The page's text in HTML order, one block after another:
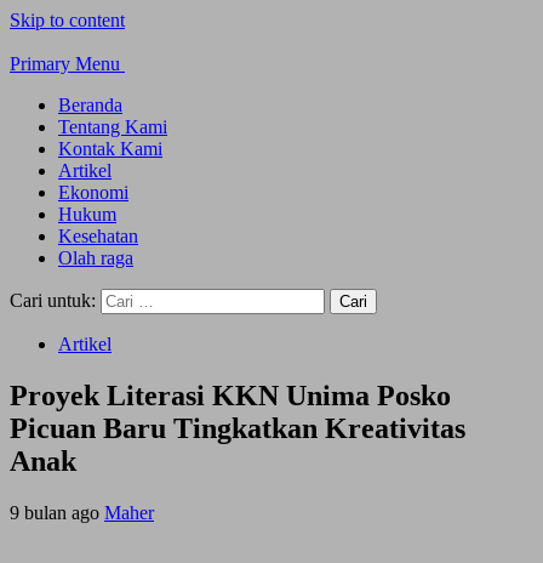
Skip to content
Primary Menu
Beranda
Tentang Kami
Kontak Kami
Artikel
Ekonomi
Hukum
Kesehatan
Olah raga
Cari untuk:
Artikel
Proyek Literasi KKN Unima Posko
Picuan Baru Tingkatkan Kreativitas
Anak
9 bulan ago Maher